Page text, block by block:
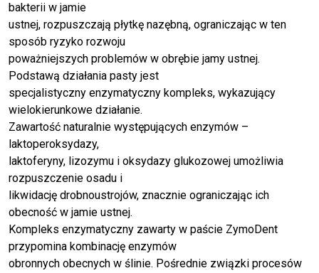
bakterii w jamie
ustnej, rozpuszczają płytkę nazębną, ograniczając w ten
sposób ryzyko rozwoju
poważniejszych problemów w obrębie jamy ustnej.
Podstawą działania pasty jest
specjalistyczny enzymatyczny kompleks, wykazujący
wielokierunkowe działanie.
Zawartość naturalnie występujących enzymów –
laktoperoksydazy,
laktoferyny, lizozymu i oksydazy glukozowej umożliwia
rozpuszczenie osadu i
likwidację drobnoustrojów, znacznie ograniczając ich
obecność w jamie ustnej.
Kompleks enzymatyczny zawarty w paście ZymoDent
przypomina kombinację enzymów
obronnych obecnych w ślinie. Pośrednie związki procesów